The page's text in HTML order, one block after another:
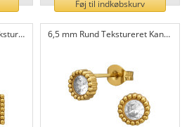
Føj til indkøbskurv
6,5 mm Firkantet Med Tekstureret Kant - Stålørestikker 316L kirurgisk rustfrit stål CH51434 6,5 mm Rund Tekstureret Kant I Guldfarve - Stålørestikker 316L kirurgisk rustfrit stål CH51433